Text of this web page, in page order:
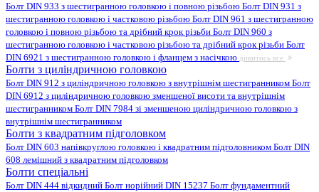
Болт DIN 933 з шестигранною головкою і повною різьбою Болт DIN 931 з
шестигранною головкою і частковою різьбою Болт DIN 961 з шестигранною
головкою і повною різьбою та дрібний крок різьби Болт DIN 960 з
шестигранною головкою і частковою різьбою та дрібний крок різьби Болт
DIN 6921 з шестигранною головкою і фланцем з насічкою дивитись все
Болти з циліндричною головкою
Болт DIN 912 з циліндричною головкою з внутрішнім шестигранником Болт
DIN 6912 з циліндричною головкою зменшеної висоти та внутрішнім
шестигранником Болт DIN 7984 зі зменшеною циліндричною головкою з
внутрішнім шестигранником
Болти з квадратним підголовком
Болт DIN 603 напівкруглою головкою і квадратним підголовником Болт DIN
608 лемішний з квадратним підголовком
Болти спеціальні
Болт DIN 444 відкидний Болт норійний DIN 15237 Болт фундаментний